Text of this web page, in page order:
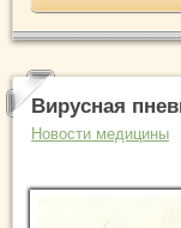
Вирусная
Новости медицины